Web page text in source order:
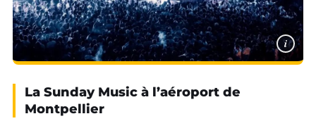
i
La Sunday Music à l’aéroport de
Montpellier